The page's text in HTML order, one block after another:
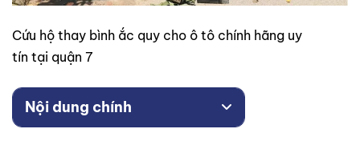
Cứu hộ thay bình ắc quy cho ô tô chính hãng uy
tín tại quận 7
Nội dung chính